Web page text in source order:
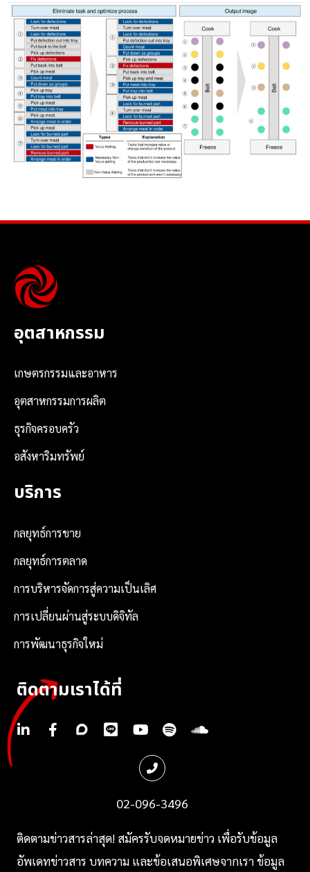
อุตสาหกรรม
เกษตรกรรมและอาหาร
อุตสาหกรรมการผลิต
ธุรกิจครอบครัว
อสังหาริมทรัพย์
บริการ
กลยุทธ์การขาย
กลยุทธ์การตลาด
การบริหารจัดการสู่ความเป็นเลิศ
การเปลี่ยนผ่านสู่ระบบดิจิทัล
การพัฒนาธุรกิจใหม่
ติดตามเราได้ที่
02-096-3496
ติดตามข่าวสารล่าสุด! สมัครรับจดหมายข่าว เพื่อรับข้อมูล
อัพเดทข่าวสาร บทความ และข้อเสนอพิเศษจากเราข้อมูล